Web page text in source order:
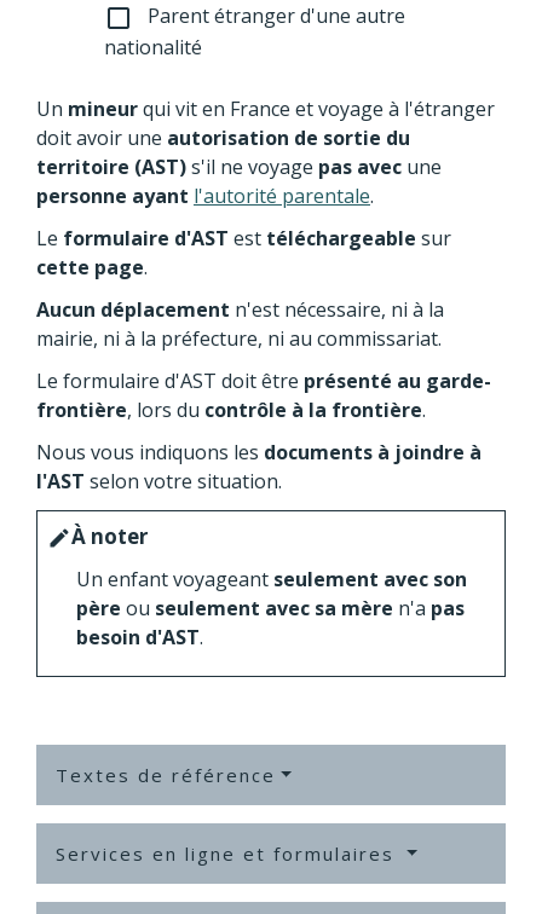
check_box_outline_blank
Parent étranger d'une autre
nationalité
Un mineurqui vit en France et voyage à l'étranger
doit avoir une autorisation de sortie du
territoire (AST)s'il ne voyage pas avec une
personne ayant l'autorité parentale.
Le formulaire d'AST est téléchargeable sur
cette page.
Aucun déplacement n'est nécessaire, ni à la
mairie, ni à la préfecture, ni au commissariat.
Le formulaire d'AST doit être présenté au garde-
frontière, lors du contrôle à la frontière.
Nous vous indiquons les documents à joindre à
l'AST selon votre situation.
editÀ noter
Un enfant voyageant seulement avec son
père ou seulement avec sa mère n'a pas
besoin d'AST.
Textes de référence
Services en ligne et formulaires